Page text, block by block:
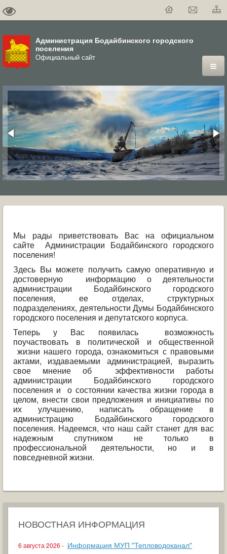
Администрация Бодайбинского городского
поселения
Официальный сайт
ДУМА
ВЛАСТЬ
ДОКУМЕНТЫ
ОБРАЩЕНИЯ ГРАЖДАН
ГРАДОСТРОИТЕЛЬНАЯ ДЕЯТЕЛЬНОСТЬ
ИНФОРМИРОВАНИЕ НАСЕЛЕНИЯ
ДЕЯТЕЛЬНОСТЬ ПРОКУРАТУРЫ
МУНИЦИПАЛЬНЫЙ КОНТРОЛЬ
ПОИСК ПО САЙТУ
Мы рады приветствовать Вас на официальном
сайте Администрации Бодайбинского городского
поселения!
Здесь Вы можете получить самую оперативную и
достоверную информацию о деятельности
администрации Бодайбинского городского
поселения, ее отделах, структурных
подразделениях, деятельности Думы Бодайбинского
городского поселения и депутатского корпуса.
Теперь у Вас появилась возможность
поучаствовать в политической и общественной
жизни нашего города, ознакомиться с правовыми
актами, издаваемыми администрацией, выразить
свое мнение об эффективности работы
администрации Бодайбинского городского
поселения и о состоянии качества жизни города в
целом, внести свои предложения и инициативы по
их улучшению, написать обращение в
администрацию Бодайбинского городского
поселения. Надеемся, что наш сайт станет для вас
надежным спутником не только в
профессиональной деятельности, но и в
повседневной жизни.
НОВОСТНАЯ ИНФОРМАЦИЯ
6 августа 2026 - Информация МУП "Тепловодоканал"